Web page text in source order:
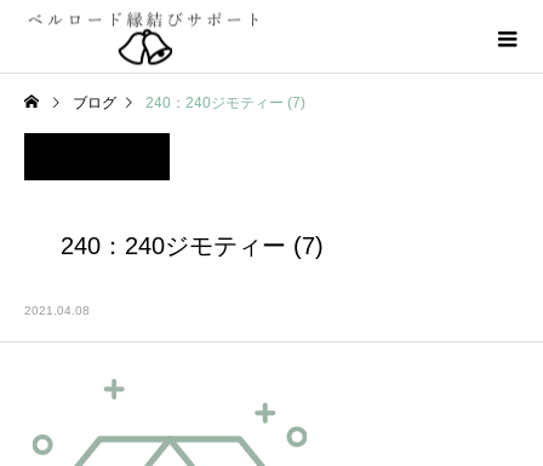
ブログ 240：240ジモティー (7)
240：240ジモティー (7)
2021.04.08